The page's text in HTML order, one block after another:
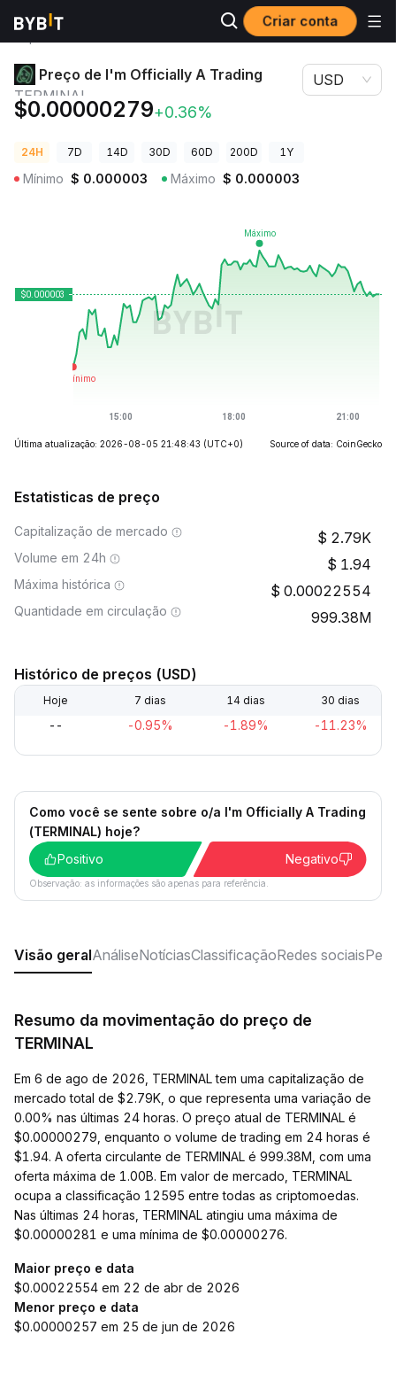
Criar conta
Preços de
Preço de I'm Officially A Trading
Preço de I'm Officially A Trading
TERMINAL
$0.00000279+0.36%
USD
24H 7D 14D 30D 60D 200D 1Y
Mínimo $ 0.000003 Máximo $ 0.000003
Última atualização: 2026-08-05 21:48:43 (UTC+0) Source of data: CoinGecko
Estatisticas de preço
Capitalização de mercado 2.79K
Volume em 24h 1.94
Máxima histórica 0.00022554
Quantidade em circulação 999.38M
Histórico de preços (USD)
Hoje 7 dias 14 dias 30 dias
-- -0.95% -1.89% -11.23%
Como você se sente sobre o/a I'm Officially A Trading
(TERMINAL) hoje?
Positivo
Negativo
Observação: as informações são apenas para referência.
Visão geralAnáliseNotíciasClassificaçãoRedes sociais
Resumo da movimentação do preço de
TERMINAL
Em 6 de ago de 2026, TERMINAL tem uma capitalização de
mercado total de $2.79K, o que representa uma variação de
0.00% nas últimas 24 horas. O preço atual de TERMINAL é
$0.00000279, enquanto o volume de trading em 24 horas é
$1.94. A oferta circulante de TERMINAL é 999.38M, com uma
oferta máxima de 1.00B. Em valor de mercado, TERMINAL
ocupa a classificação 12595 entre todas as criptomoedas.
Nas últimas 24 horas, TERMINAL atingiu uma máxima de
$0.00000281 e uma mínima de $0.00000276.
Maior preço e data
$0.00022554 em 22 de abr de 2026
Menor preço e data
$0.00000257 em 25 de jun de 2026